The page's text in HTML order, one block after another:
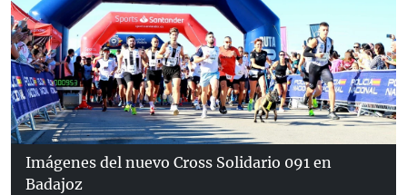
Imágenes del nuevo Cross Solidario 091 en
Badajoz